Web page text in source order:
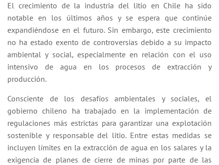
El crecimiento de la industria del litio en Chile ha sido
notable en los últimos años y se espera que continúe
expandiéndose en el futuro. Sin embargo, este crecimiento
no ha estado exento de controversias debido a su impacto
ambiental y social, especialmente en relación con el uso
intensivo de agua en los procesos de extracción y
producción.
Consciente de los desafíos ambientales y sociales, el
gobierno chileno ha trabajado en la implementación de
regulaciones más estrictas para garantizar una explotación
sostenible y responsable del litio. Entre estas medidas se
incluyen límites en la extracción de agua en los salares y la
exigencia de planes de cierre de minas por parte de las